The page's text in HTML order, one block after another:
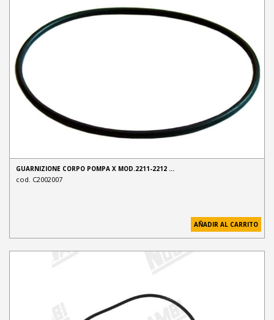
GUARNIZIONE CORPO POMPA X MOD.2211-2212 …
cod. C2002007
AÑADIR AL CARRITO